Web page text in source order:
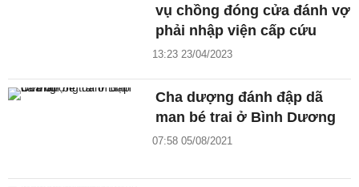
vụ chồng đóng cửa đánh vợ
phải nhập viện cấp cứu
13:23 23/04/2023
Cha dượng đánh đập dã
man bé trai ở Bình Dương
07:58 05/08/2021